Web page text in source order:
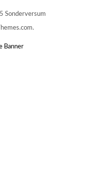
Sonderversum
Banner